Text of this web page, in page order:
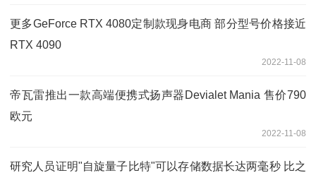
更多GeForce RTX 4080定制款现身电商 部分型号价格接近
RTX 4090
2022-11-08
帝瓦雷推出一款高端便携式扬声器Devialet Mania 售价790
欧元
2022-11-08
研究人员证明"自旋量子比特"可以存储数据长达两毫秒 比之